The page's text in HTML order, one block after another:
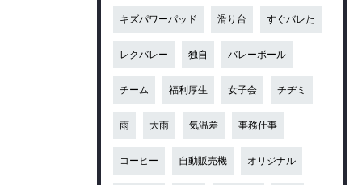
キズパワーパッド 滑り台 すぐバレた
レクバレー 独自 バレーボール
チーム 福利厚生 女子会 チヂミ
雨 大雨 気温差 事務仕事
コーヒー 自動販売機 オリジナル